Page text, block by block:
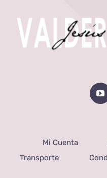
Mi Cuenta
Transporte